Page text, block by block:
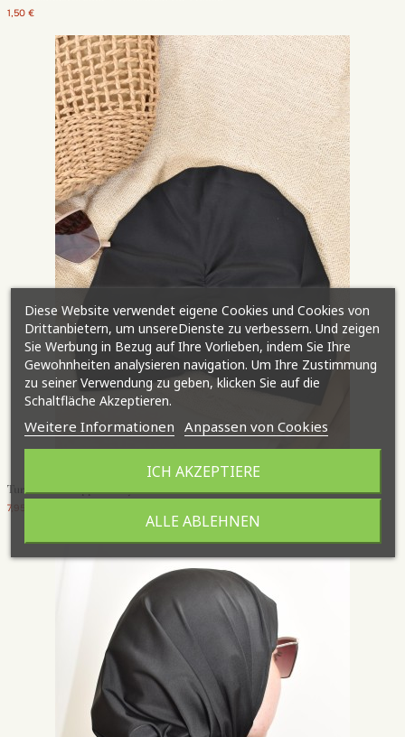
1,50 €
Turban Badekappe Sunny
7,95 €
Diese Website verwendet eigene Cookies und Cookies von
Drittanbietern, um unsereDienste zu verbessern. Und zeigen
Sie Werbung in Bezug auf Ihre Vorlieben, indem Sie Ihre
Gewohnheiten analysieren navigation. Um Ihre Zustimmung
zu seiner Verwendung zu geben, klicken Sie auf die
Schaltfläche Akzeptieren.
Weitere Informationen Anpassen von Cookies
ALLE ABLEHNEN
ICH AKZEPTIERE